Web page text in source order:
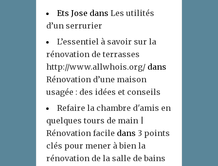
Ets Jose dans Les utilités
d’un serrurier
L’essentiel à savoir sur la
rénovation de terrasses
http://www.allwhois.org/ dans
Rénovation d’une maison
usagée : des idées et conseils
Refaire la chambre d'amis en
quelques tours de main |
Rénovation facile dans 3 points
clés pour mener à bien la
rénovation de la salle de bains